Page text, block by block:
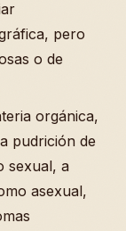
pero
o de
orgánica,
pudrición de
sexual, a
asexual,